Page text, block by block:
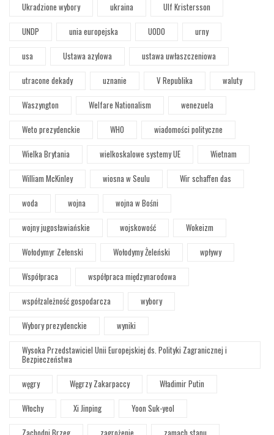
Ukradzione wybory
ukraina
Ulf Kristersson
UNDP
unia europejska UODO
urny
usa
Ustawa azylowa
ustawa uwłaszczeniowa
utracone dekady
uznanie V Republika
waluty
Waszyngton
Welfare Nationalism
wenezuela
Weto prezydenckie
WHO
wiadomości polityczne
Wielka Brytania
wielkoskalowe systemy UE
Wietnam
William McKinley
wiosna w Seulu
Wir schaffen das
woda
wojna
wojna w Bośni
wojny jugosławiańskie
wojskowość
Wokeizm
Wołodymyr Zełenski
Wołodymy Żeleński
wpływy
Współpraca
współpraca międzynarodowa
współzależność gospodarcza
wybory
Wybory prezydenckie
wyniki
Wysoka Przedstawiciel Unii Europejskiej ds. Polityki Zagranicznej i
Bezpieczeństwa
węgry
Węgrzy Zakarpaccy
Władimir Putin
Włochy
Xi Jinping
Yoon Suk-yeol
Zachodni Brzeg
zagrożenie
zamach stanu